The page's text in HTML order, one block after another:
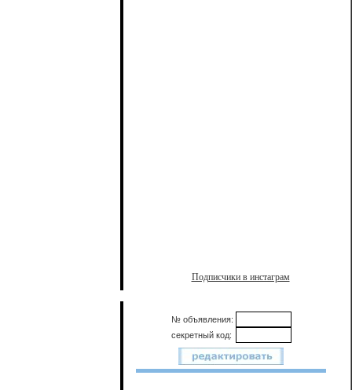
Подписчики в инстаграм
№ объявления:
секретный код: